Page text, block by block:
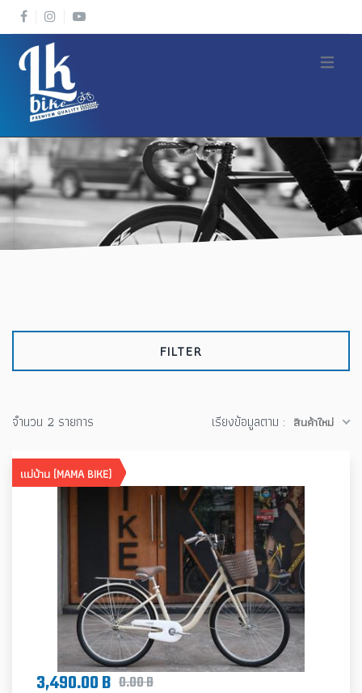
Open
FILTER
จำนวน 2 รายการ เรียงข้อมูลตาม : สินค้าใหม่
แม่บ้าน (MAMA BIKE)
3,490.00 B 0.00 B